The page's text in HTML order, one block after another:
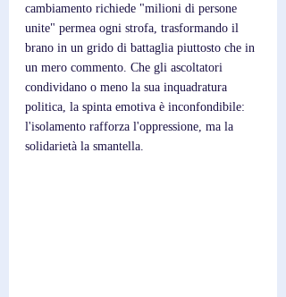
cambiamento richiede "milioni di persone
unite" permea ogni strofa, trasformando il
brano in un grido di battaglia piuttosto che in
un mero commento. Che gli ascoltatori
condividano o meno la sua inquadratura
politica, la spinta emotiva è inconfondibile:
l'isolamento rafforza l'oppressione, ma la
solidarietà la smantella.